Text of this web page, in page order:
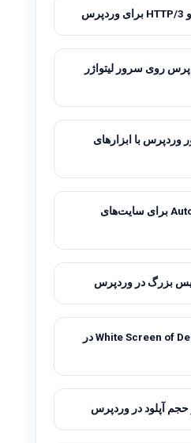
روی سرور لیتواژر
وردپرس با ابزارهای
راهنمای کامل Autoscaling برای سایت‌های
بزرگ در وردپرس
راهنمای رفع مشکل White Screen of Death در
آپلود در وردپرس